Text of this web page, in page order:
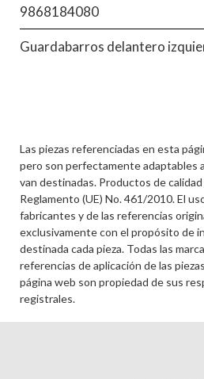
9868184080
Guardabarros delantero
Las piezas referenciadas en esta
pero son perfectamente adaptables
van destinadas. Productos de
Reglamento (UE) No. 461/2010. El
fabricantes y de las referencias
exclusivamente con el propósito de
destinada cada pieza. Todas las
referencias de aplicación de las
página web son propiedad de sus
registrales.